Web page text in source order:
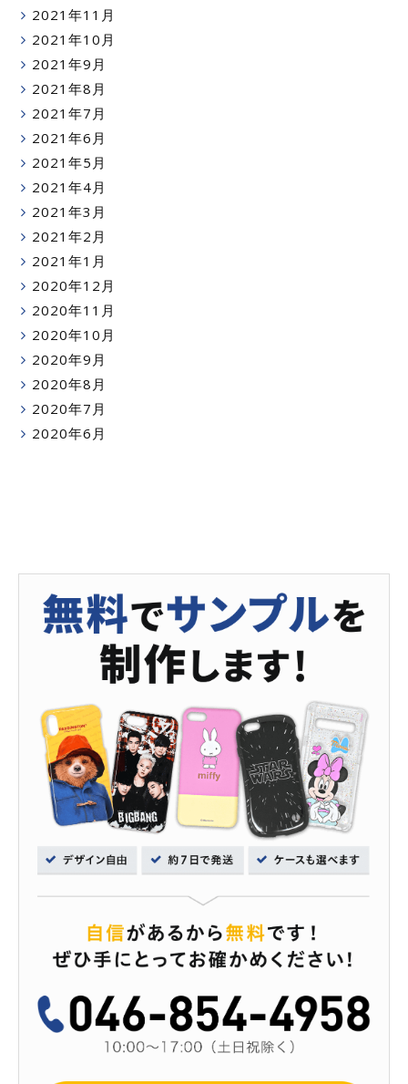
2021年11月
2021年10月
2021年9月
2021年8月
2021年7月
2021年6月
2021年5月
2021年4月
2021年3月
2021年2月
2021年1月
2020年12月
2020年11月
2020年10月
2020年9月
2020年8月
2020年7月
2020年6月